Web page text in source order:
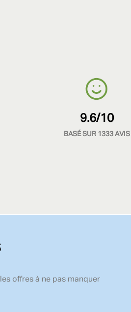
9.6/10
BASÉ SUR 1333 AVIS
offres à ne pas manquer